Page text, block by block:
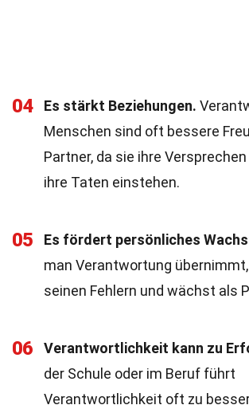
04 Es stärkt Beziehungen.
Menschen sind oft bessere
Partner, da sie ihre
ihre Taten einstehen.
05 Es fördert persönliches
man Verantwortung
seinen Fehlern und wächst als
06 Verantwortlichkeit kann zu
der Schule oder im Beruf führt
Verantwortlichkeit oft zu